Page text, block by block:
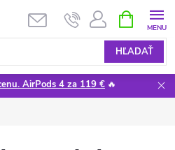
HĽADAŤ
KOŠÍK
AirPods 4 za 119 € 🔥